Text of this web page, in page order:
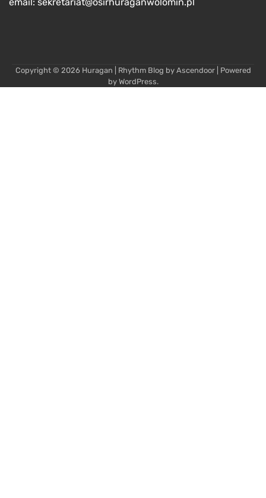
email: sekretariat@osirhuraganwolomin.pl
Copyright © 2026 Huragan | Rhythm Blog by Ascendoor| Powered
by WordPress.